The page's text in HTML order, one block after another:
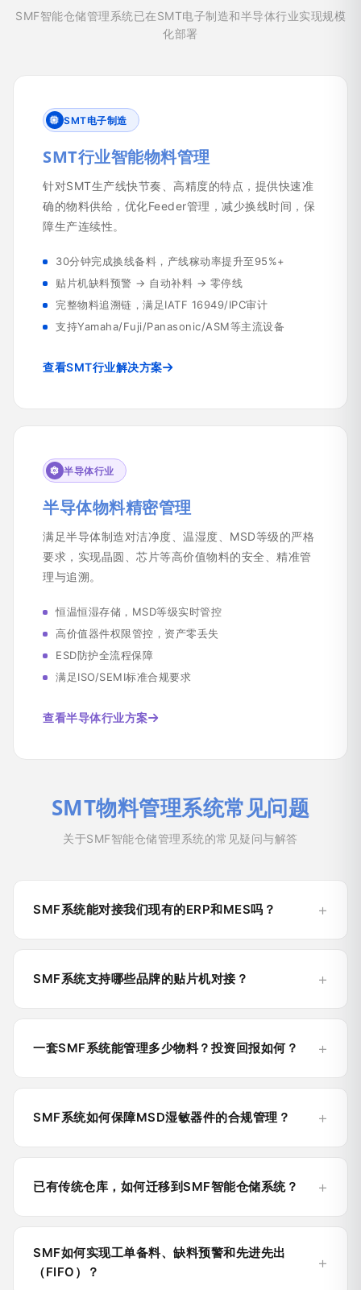
SMF智能仓储管理系统已在SMT电子制造和半导体行业实现规模
化部署
SMT电子制造
SMT行业智能物料管理
针对SMT生产线快节奏、高精度的特点，提供快速准
确的物料供给，优化Feeder管理，减少换线时间，保
障生产连续性。
30分钟完成换线备料，产线稼动率提升至95%+
贴片机缺料预警 → 自动补料 → 零停线
完整物料追溯链，满足IATF 16949/IPC审计
支持Yamaha/Fuji/Panasonic/ASM等主流设备
查看SMT行业解决方案
半导体行业
半导体物料精密管理
满足半导体制造对洁净度、温湿度、MSD等级的严格
要求，实现晶圆、芯片等高价值物料的安全、精准管
理与追溯。
恒温恒湿存储，MSD等级实时管控
高价值器件权限管控，资产零丢失
ESD防护全流程保障
满足ISO/SEMI标准合规要求
查看半导体行业方案
SMT物料管理系统常见问题
关于SMF智能仓储管理系统的常见疑问与解答
SMF系统能对接我们现有的ERP和MES吗？
SMF系统支持哪些品牌的贴片机对接？
一套SMF系统能管理多少物料？投资回报如何？
SMF系统如何保障MSD湿敏器件的合规管理？
已有传统仓库，如何迁移到SMF智能仓储系统？
SMF如何实现工单备料、缺料预警和先进先出
（FIFO）？